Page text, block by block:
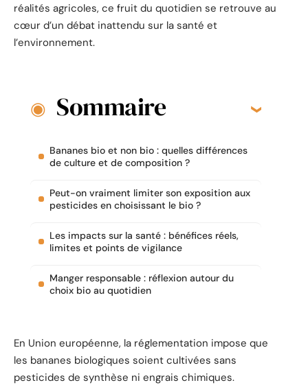
réalités agricoles, ce fruit du quotidien se retrouve au
cœur d’un débat inattendu sur la santé et
l’environnement.
Sommaire
Bananes bio et non bio : quelles différences
de culture et de composition ?
Peut-on vraiment limiter son exposition aux
pesticides en choisissant le bio ?
Les impacts sur la santé : bénéfices réels,
limites et points de vigilance
Manger responsable : réflexion autour du
choix bio au quotidien
En Union européenne, la réglementation impose que
les bananes biologiques soient cultivées sans
pesticides de synthèse ni engrais chimiques.